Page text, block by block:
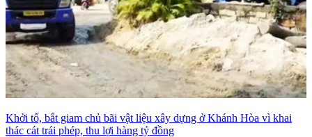
Khởi tố, bắt giam chủ bãi vật liệu xây dựng ở Khánh Hòa vì khai
thác cát trái phép, thu lợi hàng tỷ đồng